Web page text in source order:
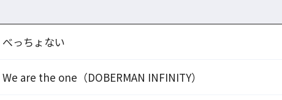
べっちょない
We are the one（DOBERMAN INFINITY）